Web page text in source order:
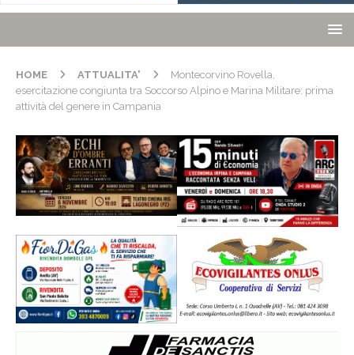
HOME ATTUALITA'
Montecorvino Rovella,
esercitazione congiunta tra Soccorso Alpino e Marina Militare: prima
attività del genere in Campania